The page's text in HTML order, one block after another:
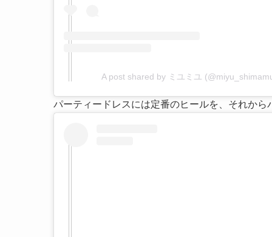
A post shared by ミユミユ
パーティードレスには定番のヒールを、それから